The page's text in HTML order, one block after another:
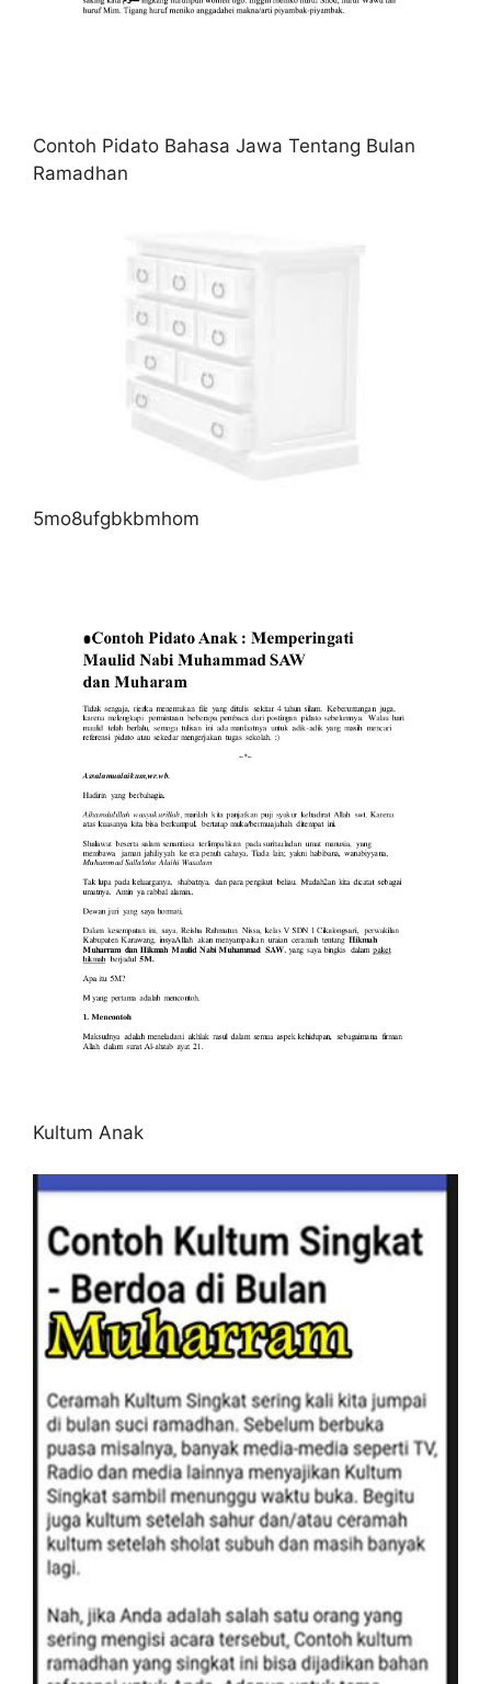
Contoh Pidato Bahasa Jawa Tentang Bulan
Ramadhan
5mo8ufgbkbmhom
Kultum Anak